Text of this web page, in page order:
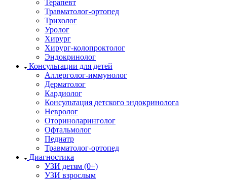
Терапевт
Травматолог-ортопед
Трихолог
Уролог
Хирург
Хирург-колопроктолог
Эндокринолог
Консультации для детей
Аллерголог-иммунолог
Дерматолог
Кардиолог
Консультация детского эндокринолога
Невролог
Оториноларинголог
Офтальмолог
Педиатр
Травматолог-ортопед
Диагностика
УЗИ детям (0+)
УЗИ взрослым